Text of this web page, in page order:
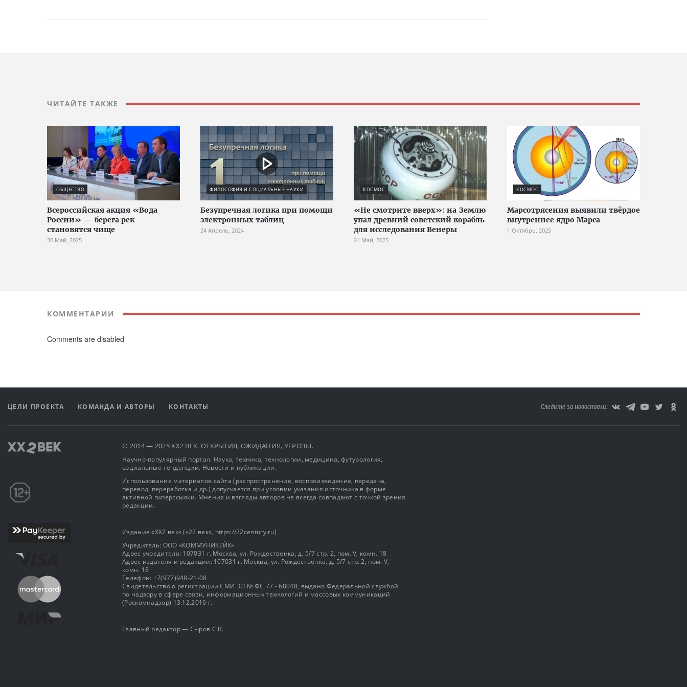
ЧИТАЙТЕ ТАКЖЕ
ОБЩЕСТВО
Всероссийская акция «Вода
России» — берега рек
становятся чище
30 Май, 2025
ФИЛОСОФИЯ И СОЦИАЛЬНЫЕ НАУКИ
Безупречная логика при помощи
электронных таблиц
24 Апрель, 2024
КОСМОС
«Не смотрите вверх»: на Землю
упал древний советский корабль
для исследования Венеры
24 Май, 2025
КОСМОС
Марсотрясения выявили твёрдое
внутреннее ядро Марса
1 Октябрь, 2025
КОММЕНТАРИИ
Comments are disabled
ЦЕЛИ ПРОЕКТА КОМАНДА И АВТОРЫ КОНТАКТЫ Следите за новостями:
© 2014 — 2025 XX2 ВЕК. ОТКРЫТИЯ, ОЖИДАНИЯ, УГРОЗЫ.
Научно-популярный портал. Наука, техника, технологии, медицина, футурология,
социальные тенденции. Новости и публикации.
Использование материалов сайта (распространение, воспроизведение, передача,
перевод, переработка и др.) допускается при условии указания источника в форме
активной гиперссылки. Мнения и взгляды авторов не всегда совпадают с точкой зрения
редакции.
Издание «XX2 век» («22 век», https://22century.ru)
Учредитель: OOO «КОММУНИКЕЙК»
Адрес учредителя: 107031 г. Москва, ул. Рождественка, д. 5/7 стр. 2, пом. V, комн. 18
Адрес издателя и редакции: 107031 г. Москва, ул. Рождественка, д. 5/7 стр. 2, пом. V,
комн. 18
Телефон: +7(977)948-21-08
Свидетельство о регистрации СМИ ЭЛ № ФС 77 - 68048, выдано Федеральной службой
по надзору в сфере связи, информационных технологий и массовых коммуникаций
(Роскомнадзор) 13.12.2016 г.
Главный редактор — Сыров С.В.